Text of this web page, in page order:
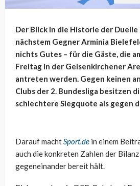
Der Blick in die Historie der Duelle
nächstem Gegner Arminia
nichts Gutes – für die Gäste, die
Freitag in der Gelsenkirchener
antreten werden. Gegen keinen
Clubs der 2. Bundesliga besitzen
schlechtere Siegquote als gegen
Darauf machtSport.de in einem
auch die konkreten Zahlen der
gegeneinander bereit hält.